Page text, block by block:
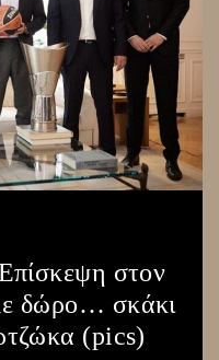
στον
δώρο… σκάκι
(pics)